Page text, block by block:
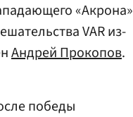
«Акрона»
VAR из-
Андрей Прокопов.
победы